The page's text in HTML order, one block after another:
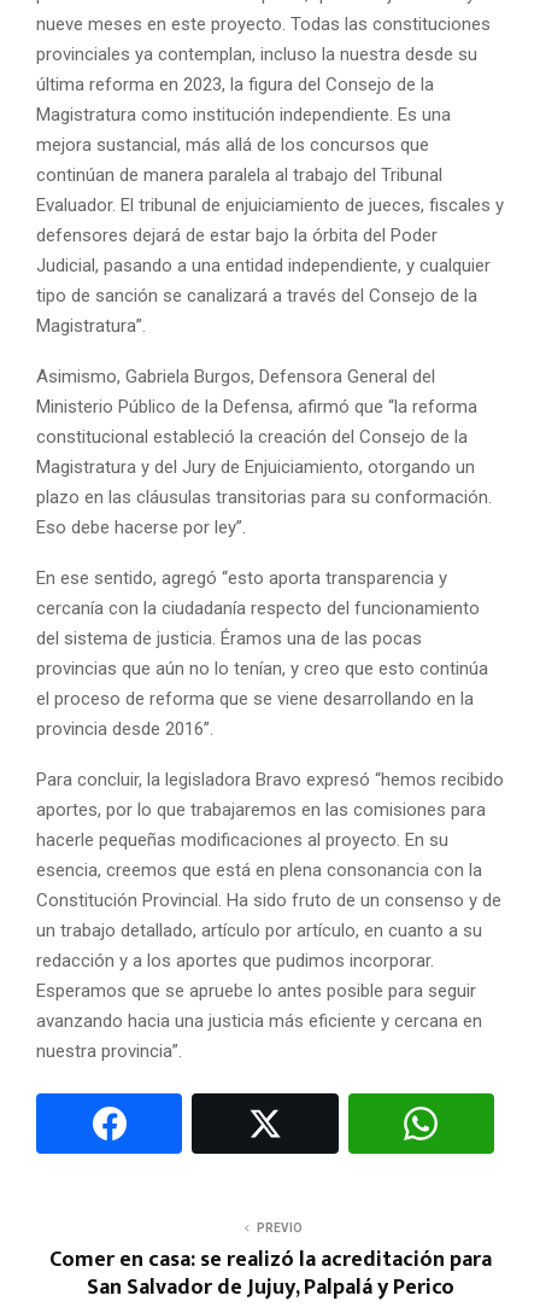
nueve meses en este proyecto. Todas las constituciones
provinciales ya contemplan, incluso la nuestra desde su
última reforma en 2023, la figura del Consejo de la
Magistratura como institución independiente. Es una
mejora sustancial, más allá de los concursos que
continúan de manera paralela al trabajo del Tribunal
Evaluador. El tribunal de enjuiciamiento de jueces, fiscales y
defensores dejará de estar bajo la órbita del Poder
Judicial, pasando a una entidad independiente, y cualquier
tipo de sanción se canalizará a través del Consejo de la
Magistratura”.
Asimismo, Gabriela Burgos, Defensora General del
Ministerio Público de la Defensa, afirmó que “la reforma
constitucional estableció la creación del Consejo de la
Magistratura y del Jury de Enjuiciamiento, otorgando un
plazo en las cláusulas transitorias para su conformación.
Eso debe hacerse por ley”.
En ese sentido, agregó “esto aporta transparencia y
cercanía con la ciudadanía respecto del funcionamiento
del sistema de justicia. Éramos una de las pocas
provincias que aún no lo tenían, y creo que esto continúa
el proceso de reforma que se viene desarrollando en la
provincia desde 2016”.
Para concluir, la legisladora Bravo expresó “hemos recibido
aportes, por lo que trabajaremos en las comisiones para
hacerle pequeñas modificaciones al proyecto. En su
esencia, creemos que está en plena consonancia con la
Constitución Provincial. Ha sido fruto de un consenso y de
un trabajo detallado, artículo por artículo, en cuanto a su
redacción y a los aportes que pudimos incorporar.
Esperamos que se apruebe lo antes posible para seguir
avanzando hacia una justicia más eficiente y cercana en
nuestra provincia”.
PREVIO
Comer en casa: se realizó la acreditación para
San Salvador de Jujuy, Palpalá y Perico